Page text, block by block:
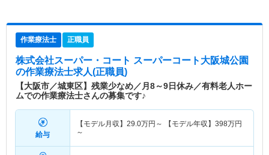
作業療法士 正職員
株式会社スーパー・コート スーパーコート大阪城公園
の作業療法士求人(正職員)
【大阪市／城東区】残業少なめ／月8～9日休み／有料老人ホー
ムでの作業療法士さんの募集です♪
給与
【モデル月収】 29.0万円～ 【モデル年収】 398万円
～